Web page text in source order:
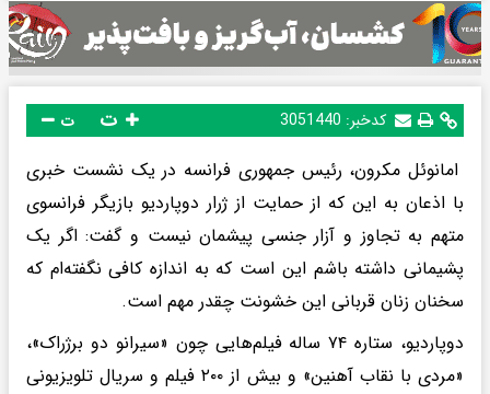
کدخبر: 3051440 ت
امانوئل مکرون، رئیس جمهوری فرانسه در یک نشست خبری
با اذعان به این که از حمایت از ژرار دوپاردیو بازیگر فرانسوی
متهم به تجاوز و آزار جنسی پیشمان نیست و گفت: اگر یک
پشیمانی داشته باشم این است که به اندازه کافی نگفته‌ام که
سخنان زنان قربانی این خشونت چقدر مهم است.
دوپاردیو، ستاره ۷۴ ساله فیلم‌هایی چون «سیرانو دو برژراک»،
«مردی با نقاب آهنین» و بیش از ۲۰۰ فیلم و سریال تلویزیونی